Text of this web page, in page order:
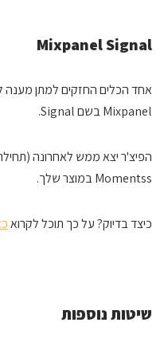
Mixpanel Signal
אחד הכלים החזקים למתן מענה
Mixpanel בשם Signal.
Momentss במוצר שלך.
כיצד בדיוק? על כך תוכל לקרוא
שיטות נוספות